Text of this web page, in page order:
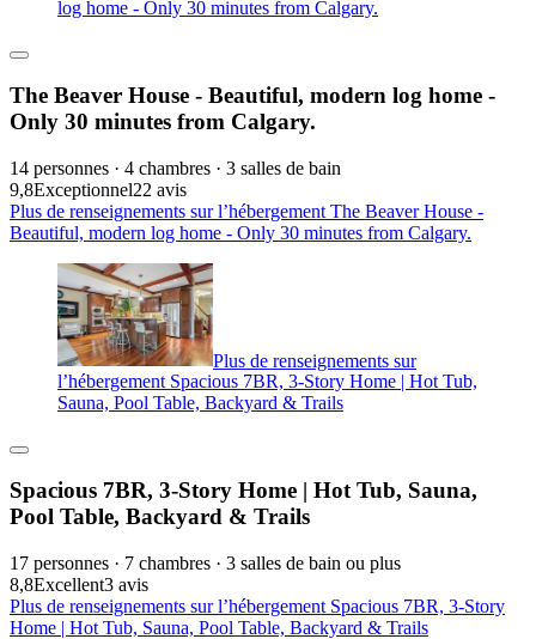
log home - Only 30 minutes from Calgary.
The Beaver House - Beautiful, modern log home -
Only 30 minutes from Calgary.
14 personnes · 4 chambres · 3 salles de bain
9,8Exceptionnel22 avis
Plus de renseignements sur l’hébergement The Beaver House -
Beautiful, modern log home - Only 30 minutes from Calgary.
Plus de renseignements sur
l’hébergement Spacious 7BR, 3-Story Home | Hot Tub,
Sauna, Pool Table, Backyard & Trails
Spacious 7BR, 3-Story Home | Hot Tub, Sauna,
Pool Table, Backyard & Trails
17 personnes · 7 chambres · 3 salles de bain ou plus
8,8Excellent3 avis
Plus de renseignements sur l’hébergement Spacious 7BR, 3-Story
Home | Hot Tub, Sauna, Pool Table, Backyard & Trails